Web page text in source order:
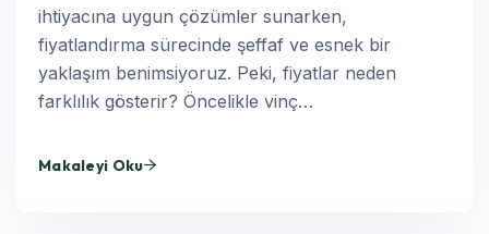
ihtiyacına uygun çözümler sunarken,
fiyatlandırma sürecinde şeffaf ve esnek bir
yaklaşım benimsiyoruz. Peki, fiyatlar neden
farklılık gösterir? Öncelikle vinç…
Makaleyi Oku